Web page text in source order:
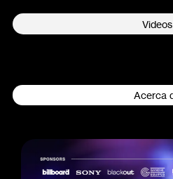
Videos
Acerca